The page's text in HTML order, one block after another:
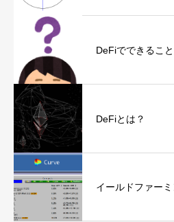
DeFiでできること
DeFiとは？
イールドファー